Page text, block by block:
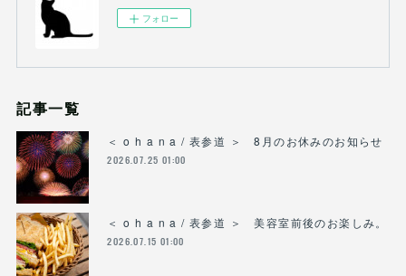
フォロー
記事一覧
＜ o h a n a / 表参道 ＞ 8月のお休みのお知らせ
2026.07.25 01:00
＜ o h a n a / 表参道 ＞ 美容室前後のお楽しみ。
2026.07.15 01:00